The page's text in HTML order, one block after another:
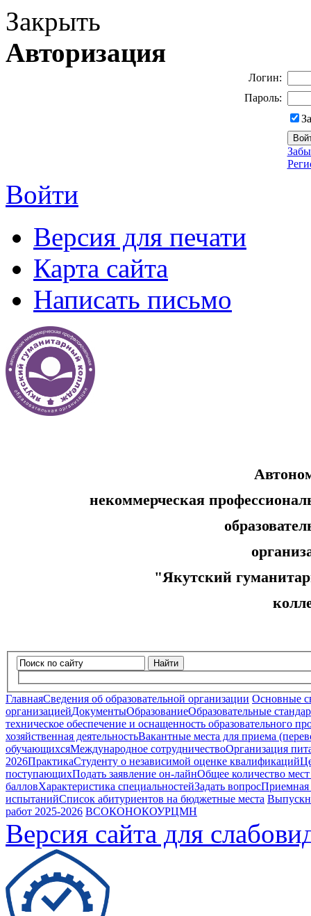
Закрыть
Авторизация
Логин:
Пароль:
Войти
Версия для печати
Карта сайта
Написать письмо
некоммерческая
"Якутский
Найти
ГлавнаяСведения об образовательной организации Основные
организациейДокументыОбразованиеОбразовательные
техническое обеспечение и оснащенность образовательного
хозяйственная деятельностьВакантные места для приема
обучающихсяМеждународное сотрудничествоОрганизация
2026ПрактикаСтуденту о независимой оценке квалификаций
поступающихПодать заявление он-лайнОбщее количество
балловХарактеристика специальностейЗадать вопросПриемная
испытанийСписок абитуриентов на бюджетные места
работ 2025-2026 ВСОКОНОКОУРЦМН
Версия сайта для